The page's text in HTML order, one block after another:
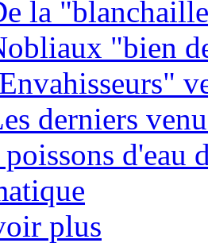
la
"bien
derniers
d'eau
plus